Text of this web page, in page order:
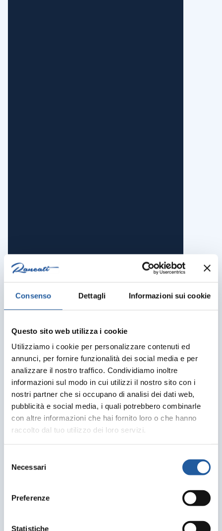
Consenso Dettagli Informazioni sui cookie
Questo sito web utilizza i cookie
Utilizziamo i cookie per personalizzare contenuti ed
annunci, per fornire funzionalità dei social media e per
analizzare il nostro traffico. Condividiamo inoltre
informazioni sul modo in cui utilizzi il nostro sito con i
nostri partner che si occupano di analisi dei dati web,
pubblicità e social media, i quali potrebbero combinarle
con altre informazioni che hai fornito loro o che hanno
raccolto dal tuo utilizzo dei loro servizi.
delNecessari
Preferenze
Statistiche